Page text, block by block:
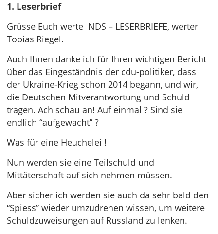
1. Leserbrief
Grüsse Euch werte NDS – LESERBRIEFE, werter
Tobias Riegel.
Auch Ihnen danke ich für Ihren wichtigen Bericht
über das Eingeständnis der cdu-politiker, dass
der Ukraine-Krieg schon 2014 begann, und wir,
die Deutschen Mitverantwortung und Schuld
tragen. Ach schau an! Auf einmal ? Sind sie
endlich “aufgewacht” ?
Was für eine Heuchelei !
Nun werden sie eine Teilschuld und
Mittäterschaft auf sich nehmen müssen.
Aber sicherlich werden sie auch da sehr bald den
“Spiess” wieder umzudrehen wissen, um weitere
Schuldzuweisungen auf Russland zu lenken.